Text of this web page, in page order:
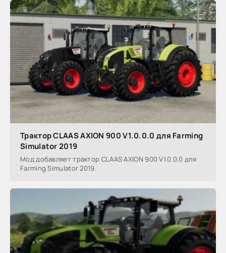
Трактор CLAAS AXION 900 V1.0.0.0 для Farming
Simulator 2019
Мод добавляет трактор CLAAS AXION 900 V1.0.0.0 для
Farming Simulator 2019.